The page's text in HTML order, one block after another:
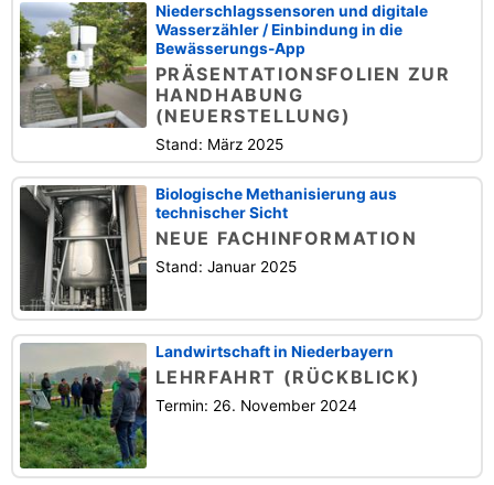
Niederschlagssensoren und digitale
Wasserzähler / Einbindung in die
Bewässerungs-App
PRÄSENTATIONSFOLIEN ZUR
HANDHABUNG
(NEUERSTELLUNG)
Stand: März 2025
Biologische Methanisierung aus
technischer Sicht
NEUE FACHINFORMATION
Stand: Januar 2025
Landwirtschaft in Niederbayern
LEHRFAHRT (RÜCKBLICK)
Termin: 26. November 2024